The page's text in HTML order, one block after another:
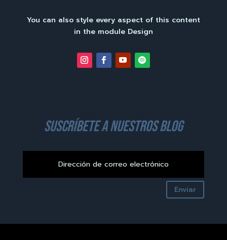
You can also style every aspect of this content
in the module Design
suscríbete a nuestros blog
Enviar